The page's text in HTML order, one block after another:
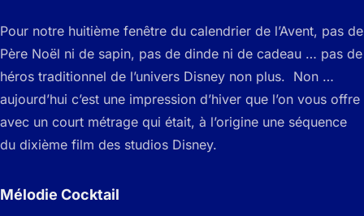
Pour notre huitième fenêtre du calendrier de l’Avent, pas de
Père Noël ni de sapin, pas de dinde ni de cadeau … pas de
héros traditionnel de l’univers Disney non plus. Non …
aujourd’hui c’est une impression d’hiver que l’on vous offre
avec un court métrage qui était, à l’origine une séquence
du dixième film des studios Disney.
Mélodie Cocktail